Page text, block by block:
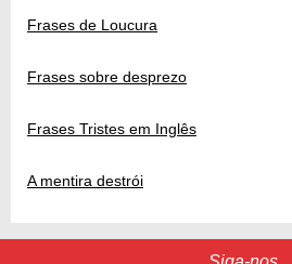
Frases de Loucura
Frases sobre desprezo
Frases Tristes em Inglês
A mentira destrói